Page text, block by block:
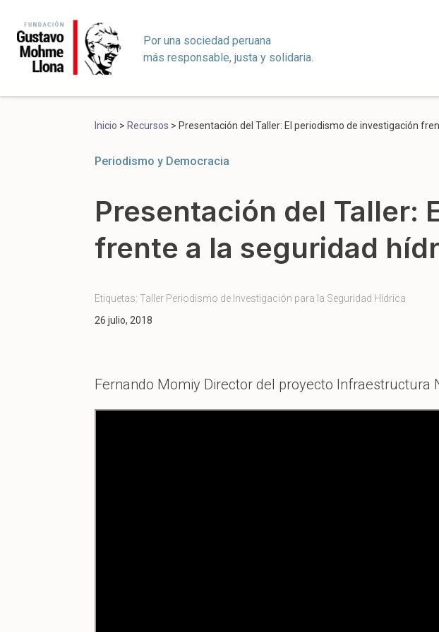
Por una sociedad peruana
más responsable, justa y solidaria.
Inicio > Recursos > Presentación del Taller: El periodismo de investigación
Periodismo y Democracia
Presentación del Taller:
frente a la seguridad
Etiquetas:Taller Periodismo de Investigación para la Seguridad Hídrica
26 julio, 2018
Fernando Momiy Director del proyecto Infraestructura